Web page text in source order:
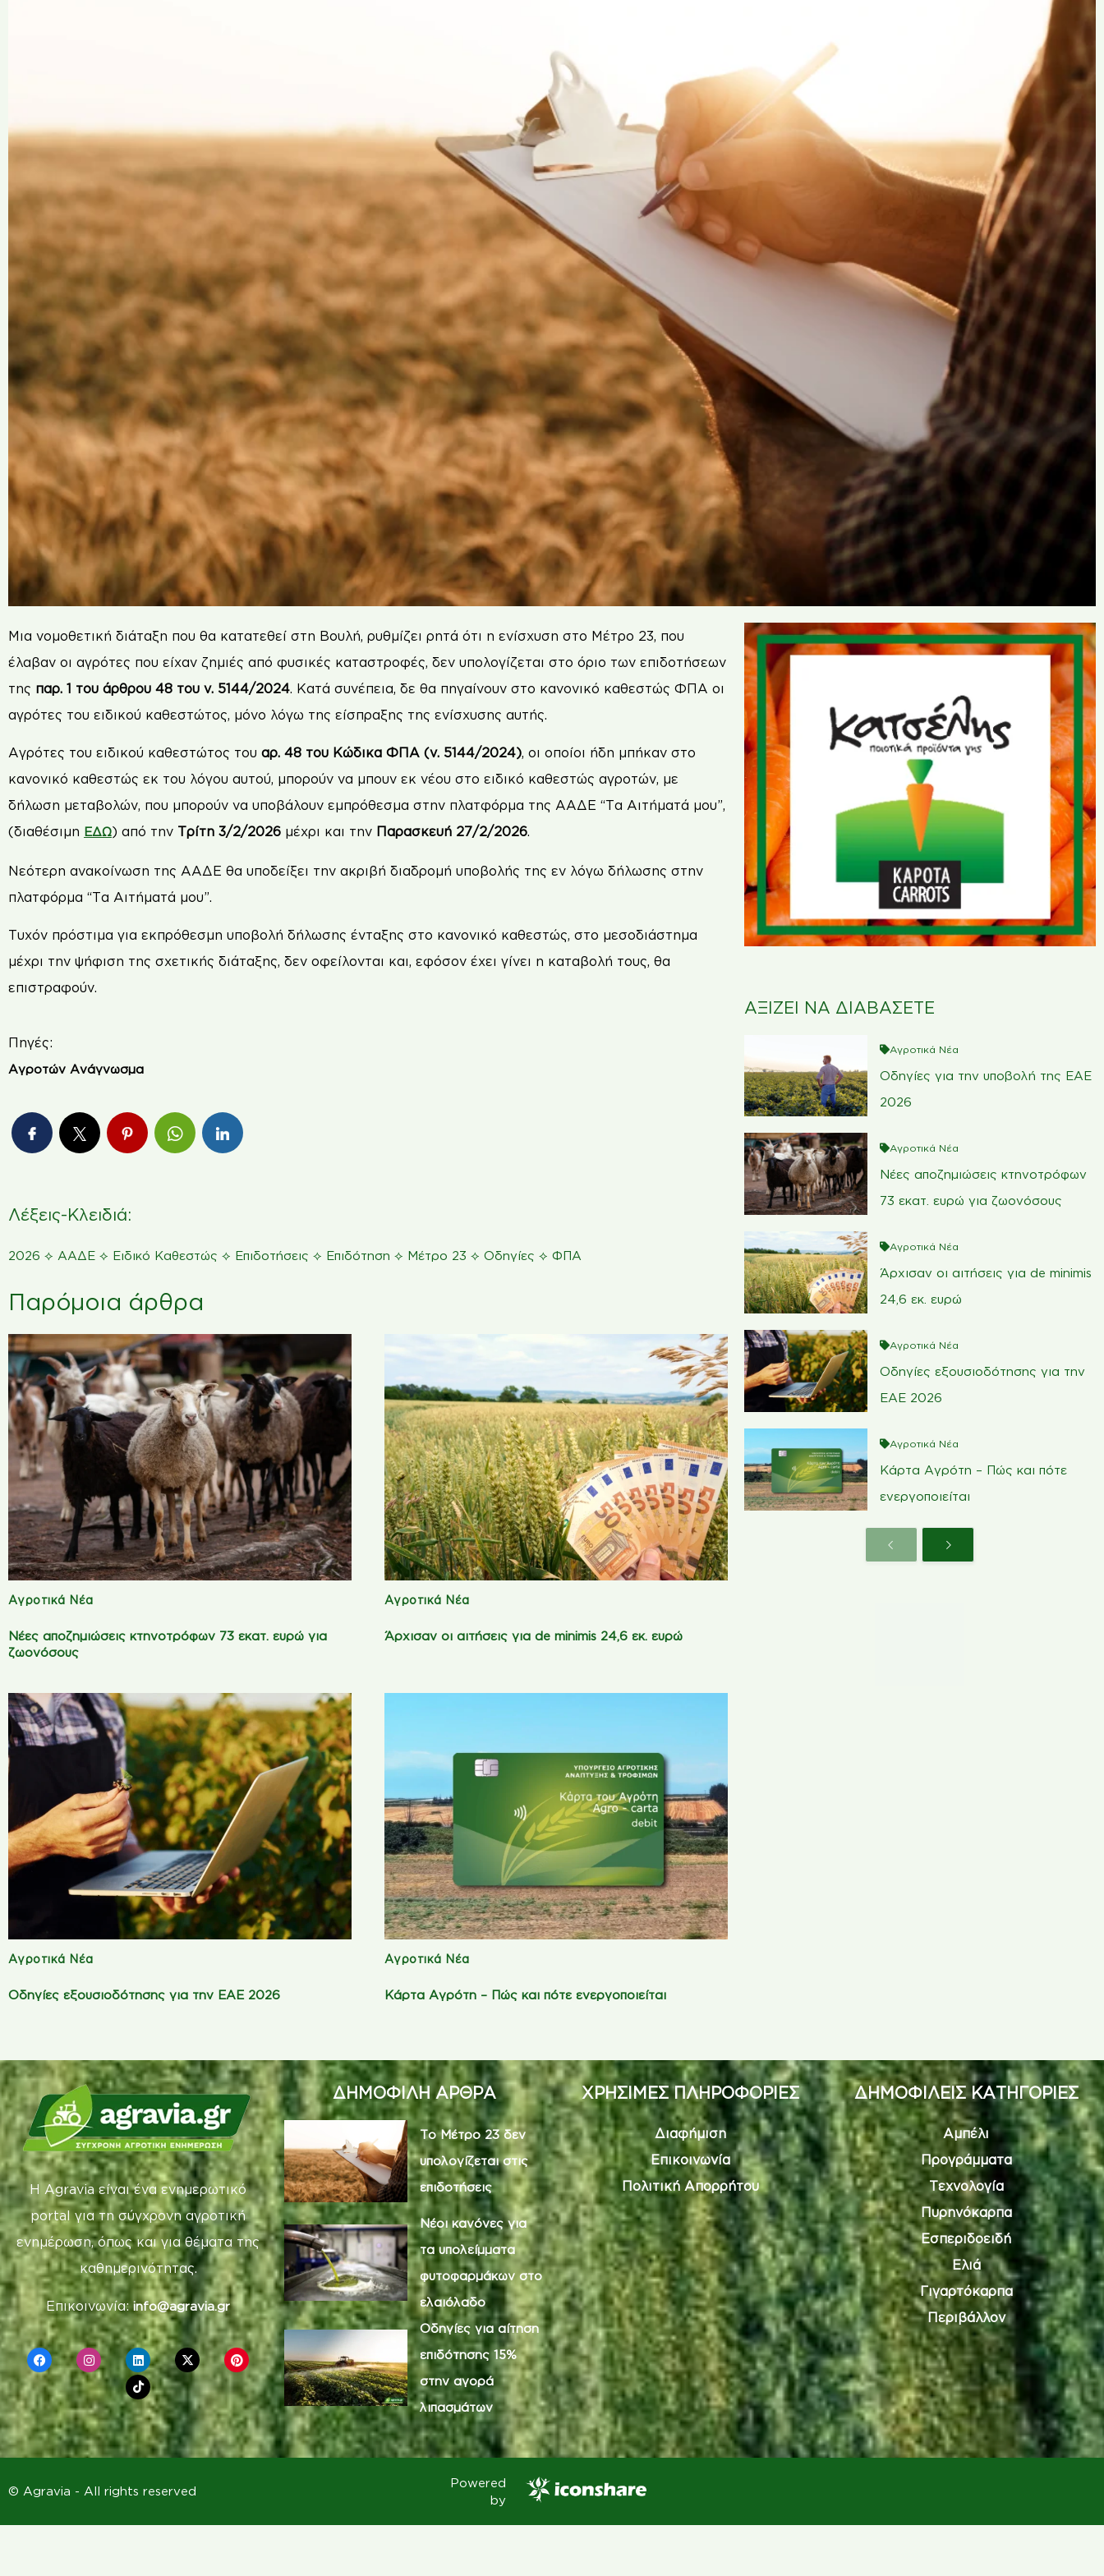
Μια νομοθετική διάταξη που θα κατατεθεί στη Βουλή, ρυθμίζει ρητά ότι η ενίσχυση στο Μέτρο 23, που
έλαβαν οι αγρότες που είχαν ζημιές από φυσικές καταστροφές, δεν υπολογίζεται στο όριο των επιδοτήσεων
της παρ. 1 του άρθρου 48 του ν. 5144/2024. Κατά συνέπεια, δε θα πηγαίνουν στο κανονικό καθεστώς ΦΠΑ οι
αγρότες του ειδικού καθεστώτος, μόνο λόγω της είσπραξης της ενίσχυσης αυτής.
Αγρότες του ειδικού καθεστώτος του αρ. 48 του Κώδικα ΦΠΑ (ν. 5144/2024), οι οποίοι ήδη μπήκαν στο
κανονικό καθεστώς εκ του λόγου αυτού, μπορούν να μπουν εκ νέου στο ειδικό καθεστώς αγροτών, με
δήλωση μεταβολών, που μπορούν να υποβάλουν εμπρόθεσμα στην πλατφόρμα της ΑΑΔΕ “Τα Αιτήματά μου”,
(διαθέσιμη ΕΔΩ) από την Τρίτη 3/2/2026 μέχρι και την Παρασκευή 27/2/2026.
Νεότερη ανακοίνωση της ΑΑΔΕ θα υποδείξει την ακριβή διαδρομή υποβολής της εν λόγω δήλωσης στην
πλατφόρμα “Τα Αιτήματά μου”.
Τυχόν πρόστιμα για εκπρόθεσμη υποβολή δήλωσης ένταξης στο κανονικό καθεστώς, στο μεσοδιάστημα
μέχρι την ψήφιση της σχετικής διάταξης, δεν οφείλονται και, εφόσον έχει γίνει η καταβολή τους, θα
επιστραφούν.
Πηγές:
Αγροτών Ανάγνωσμα
Λέξεις-Κλειδιά:
2026 ⟡ ΑΑΔΕ ⟡ Ειδικό Καθεστώς ⟡ Επιδοτήσεις ⟡ Επιδότηση ⟡ Μέτρο 23 ⟡ Οδηγίες ⟡ ΦΠΑ
Παρόμοια άρθρα
Αγροτικά Νέα
Νέες αποζημιώσεις κτηνοτρόφων 73 εκατ. ευρώ για
ζωονόσους
Αγροτικά Νέα
Άρχισαν οι αιτήσεις για de minimis 24,6 εκ. ευρώ
Αγροτικά Νέα
Οδηγίες εξουσιοδότησης για την ΕΑΕ 2026
Αγροτικά Νέα
Κάρτα Αγρότη – Πώς και πότε ενεργοποιείται
ΑΞΙΖΕΙ ΝΑ ΔΙΑΒΑΣΕΤΕ
Αγροτικά Νέα
Οδηγίες για την υποβολή της ΕΑΕ
2026
Αγροτικά Νέα
Νέες αποζημιώσεις κτηνοτρόφων
73 εκατ. ευρώ για ζωονόσους
Αγροτικά Νέα
Άρχισαν οι αιτήσεις για de minimis
24,6 εκ. ευρώ
Αγροτικά Νέα
Οδηγίες εξουσιοδότησης για την
ΕΑΕ 2026
Αγροτικά Νέα
Κάρτα Αγρότη – Πώς και πότε
ενεργοποιείται
Η Agravia είναι ένα ενημερωτικό
portal για τη σύγχρονη αγροτική
ενημέρωση, όπως και για θέματα της
καθημερινότητας.
Επικοινωνία:info@agravia.gr
ΔΗΜΟΦΙΛΗ ΑΡΘΡΑ
Το Μέτρο 23 δεν
υπολογίζεται στις
επιδοτήσεις
Νέοι κανόνες για
τα υπολείμματα
φυτοφαρμάκων στο
ελαιόλαδο
Οδηγίες για αίτηση
επιδότησης 15%
στην αγορά
λιπασμάτων
ΧΡΗΣΙΜΕΣ ΠΛΗΡΟΦΟΡΙΕΣ
Διαφήμιση
Επικοινωνία
Πολιτική Απορρήτου
ΔΗΜΟΦΙΛΕΙΣ ΚΑΤΗΓΟΡΙΕΣ
Αμπέλι
Προγράμματα
Τεχνολογία
Πυρηνόκαρπα
Εσπεριδοειδή
Ελιά
Γιγαρτόκαρπα
Περιβάλλον
© Agravia - All rights reserved
Powered
by